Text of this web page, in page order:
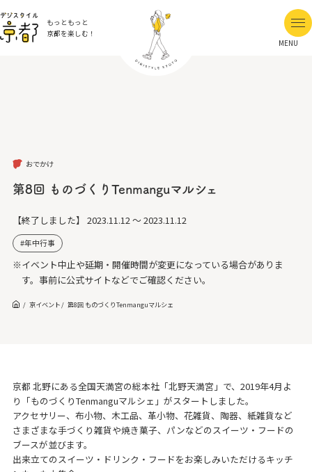
もっともっと
京都を楽しむ！
MENU
おでかけ
第8回 ものづくりTenmanguマルシェ
【終了しました】 2023.11.12 ～ 2023.11.12
年中行事
※イベント中止や延期・開催時間が変更になっている場合がありま
す。事前に公式サイトなどでご確認ください。
京イベント 第8回 ものづくりTenmanguマルシェ
京都 北野にある全国天満宮の総本社「北野天満宮」で、2019年4月よ
り「ものづくりTenmanguマルシェ」がスタートしました。
アクセサリー、布小物、木工品、革小物、花雑貨、陶器、紙雑貨など
さまざまな手づくり雑貨や焼き菓子、パンなどのスイーツ・フードの
ブースが並びます。
出来立てのスイーツ・ドリンク・フードをお楽しみいただけるキッチ